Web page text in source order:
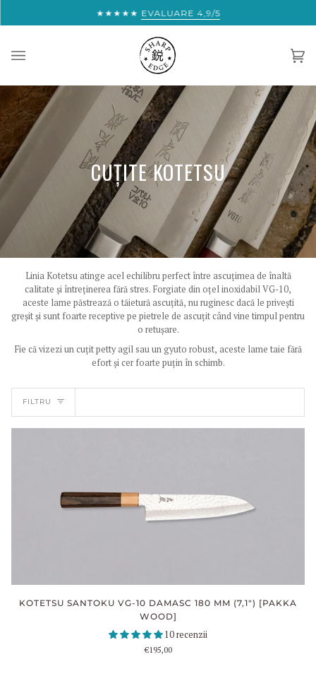
EȘTI ATÂT DE APROAPE DE
★★★★★ EVALUARE 4,9/5
CUȚITE KOTETSU
Linia Kotetsu atinge acel echilibru perfect între ascuțimea de înaltă
calitate și întreținerea fără stres. Forgiate din oțel inoxidabil VG-10,
aceste lame păstrează o tăietură ascuțită, nu ruginesc dacă le privești
greșit și sunt foarte receptive pe pietrele de ascuțit când vine timpul pentru
o retușare.
Fie că vizezi un cuțit petty agil sau un gyuto robust, aceste lame taie fără
efort și cer foarte puțin în schimb.
FILTRU
KOTETSU SANTOKU VG-10 DAMASC 180 MM (7,1") [PAKKA
WOOD]
10 recenzii
€195,00